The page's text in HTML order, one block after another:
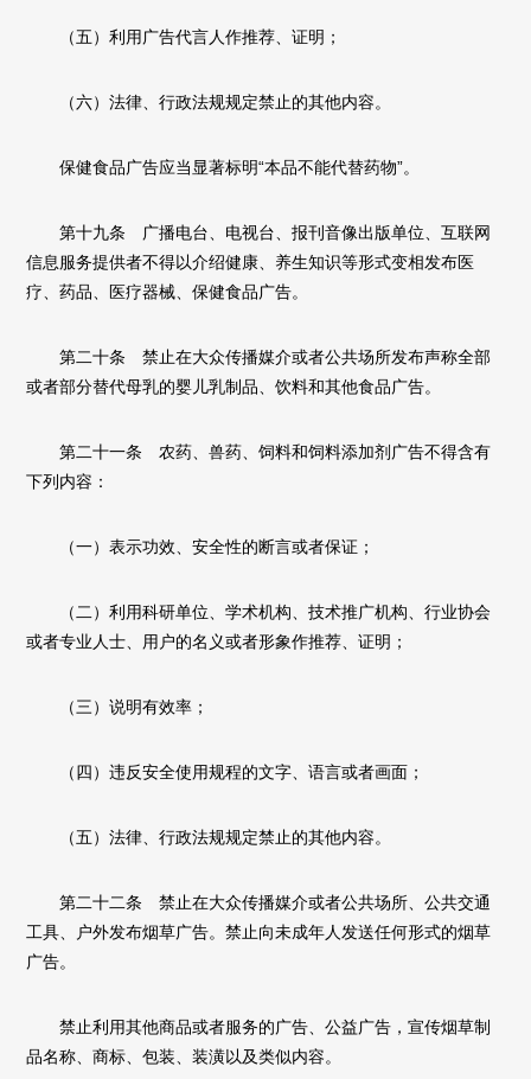
（五）利用广告代言人作推荐、证明；
（六）法律、行政法规规定禁止的其他内容。
保健食品广告应当显著标明“本品不能代替药物”。
第十九条 广播电台、电视台、报刊音像出版单位、互联网
信息服务提供者不得以介绍健康、养生知识等形式变相发布医
疗、药品、医疗器械、保健食品广告。
第二十条 禁止在大众传播媒介或者公共场所发布声称全部
或者部分替代母乳的婴儿乳制品、饮料和其他食品广告。
第二十一条 农药、兽药、饲料和饲料添加剂广告不得含有
下列内容：
（一）表示功效、安全性的断言或者保证；
（二）利用科研单位、学术机构、技术推广机构、行业协会
或者专业人士、用户的名义或者形象作推荐、证明；
（三）说明有效率；
（四）违反安全使用规程的文字、语言或者画面；
（五）法律、行政法规规定禁止的其他内容。
第二十二条 禁止在大众传播媒介或者公共场所、公共交通
工具、户外发布烟草广告。禁止向未成年人发送任何形式的烟草
广告。
禁止利用其他商品或者服务的广告、公益广告，宣传烟草制
品名称、商标、包装、装潢以及类似内容。